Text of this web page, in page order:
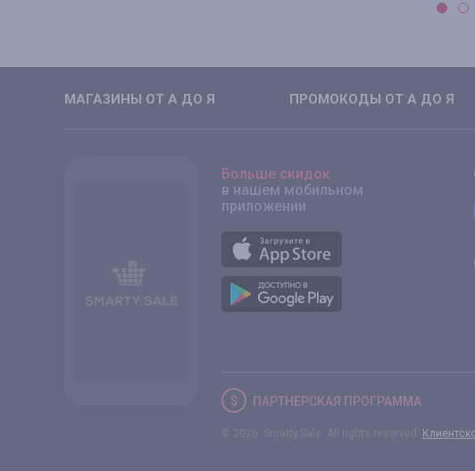
МАГАЗИНЫ ОТ А ДО Я ПРОМОКОДЫ ОТ А ДО Я
Больше скидок
в нашем мобильном
приложении
ПАРТНЕРСКАЯ ПРОГРАММА